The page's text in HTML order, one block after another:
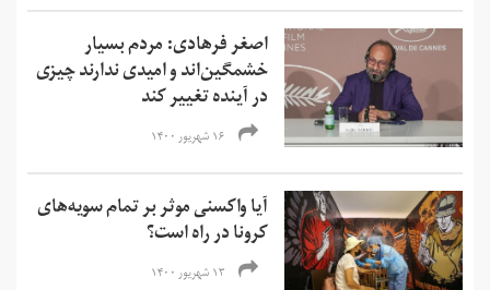
اصغر فرهادی: مردم بسیار
خشمگین‌‌اند و امیدی ندارند چیزی
در آینده تغییر کند
۱۶ شهریور ۱۴۰۰
آیا واکسنی موثر بر تمام سویه‌های
کرونا در راه است؟
۱۳ شهریور ۱۴۰۰